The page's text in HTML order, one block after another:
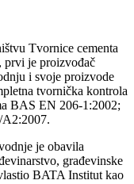
Tvornice cementa
prvi je proizvođač
i svoje proizvode
tvornička kontrola
BAS EN 206-1:2002;
je obavila
građevinske
BATA Institut kao